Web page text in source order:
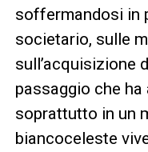
soffermandosi in
societario, sulle
sull’acquisizione
passaggio che
soprattutto in un
biancoceleste